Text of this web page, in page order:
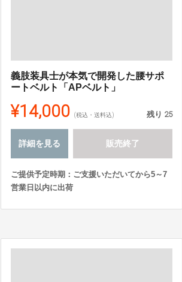
義肢装具士が本気で開発した腰サポ
ートベルト「APベルト」
¥14,000 (税込・送料込) 残り 25
詳細を見る 販売終了
ご提供予定時期：ご支援いただいてから5～7
営業日以内に出荷